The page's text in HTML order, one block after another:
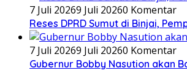
7 Juli 20269 Juli 20260 Komentar
Reses DPRD Sumut di Binjai,
7 Juli 20269 Juli 20260 Komentar
Gubernur Bobby Nasution akan